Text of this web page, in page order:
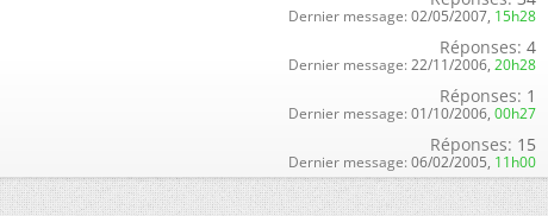
Dernier message: 02/05/2007, 15h28
Réponses: 4
Dernier message: 22/11/2006, 20h28
Réponses: 1
Dernier message: 01/10/2006, 00h27
Réponses: 15
Dernier message: 06/02/2005, 11h00